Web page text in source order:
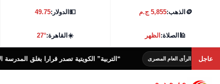
🪙 الذهب:5,855 ج.م 💵الدولار:49.75
🕌الصلاة:الظهر ☀️القاهرة:27°
عاجل
الرأى العام المصرى “التربية” الكويتية تصدر قرارا بغلق المدرسة الإيرانية